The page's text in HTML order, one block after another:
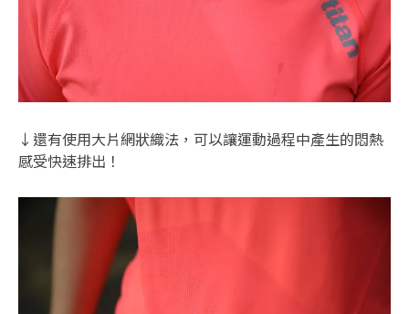
↓還有使用大片網狀織法，可以讓運動過程中產生的悶熱
感受快速排出！